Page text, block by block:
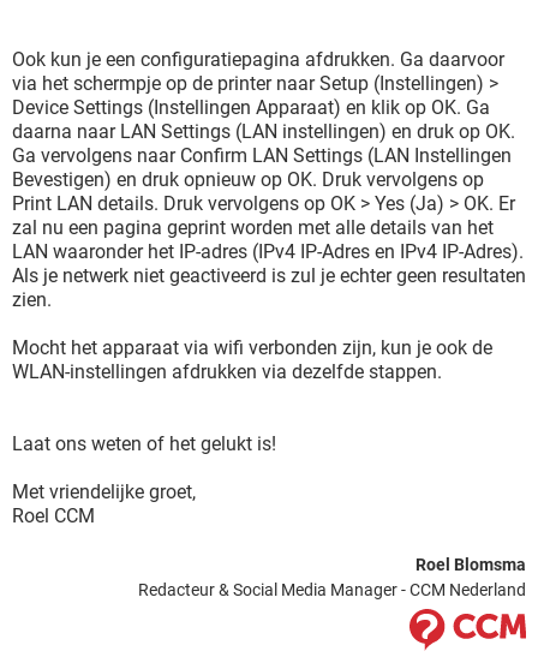
Ook kun je een configuratiepagina afdrukken. Ga daarvoor
via het schermpje op de printer naar Setup (Instellingen) >
Device Settings (Instellingen Apparaat) en klik op OK. Ga
daarna naar LAN Settings (LAN instellingen) en druk op OK.
Ga vervolgens naar Confirm LAN Settings (LAN Instellingen
Bevestigen) en druk opnieuw op OK. Druk vervolgens op
Print LAN details. Druk vervolgens op OK > Yes (Ja) > OK. Er
zal nu een pagina geprint worden met alle details van het
LAN waaronder het IP-adres (IPv4 IP-Adres en IPv4 IP-Adres).
Als je netwerk niet geactiveerd is zul je echter geen resultaten
zien.
Mocht het apparaat via wifi verbonden zijn, kun je ook de
WLAN-instellingen afdrukken via dezelfde stappen.
Laat ons weten of het gelukt is!
Met vriendelijke groet,
Roel CCM
Roel Blomsma
Redacteur & Social Media Manager - CCM Nederland